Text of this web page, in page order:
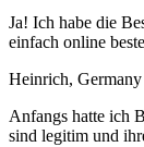
Ja! Ich habe die
einfach online
Heinrich, Germany
Anfangs hatte ich
sind legitim und